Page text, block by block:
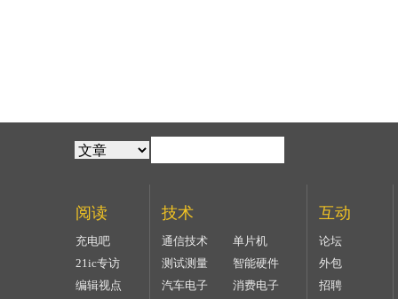
阅读
充电吧
21ic专访
编辑视点
技术
通信技术
单片机
测试测量
智能硬件
汽车电子
消费电子
互动
论坛
外包
招聘